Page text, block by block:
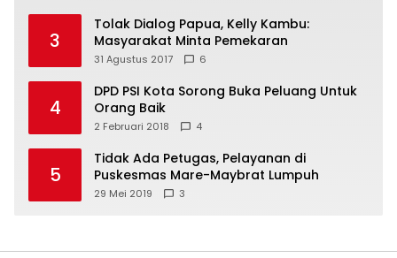
3
Tolak Dialog Papua, Kelly Kambu:
Masyarakat Minta Pemekaran
31 Agustus 2017 6
4
DPD PSI Kota Sorong Buka Peluang Untuk
Orang Baik
2 Februari 2018 4
5
Tidak Ada Petugas, Pelayanan di
Puskesmas Mare-Maybrat Lumpuh
29 Mei 2019 3